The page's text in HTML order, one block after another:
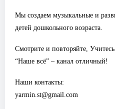
Мы создаем музыкальные и
детей дошкольного возраста.
Смотрите и повторяйте,
“Наше всё” – канал отличный!
Наши контакты:
yarmin.st@gmail.com